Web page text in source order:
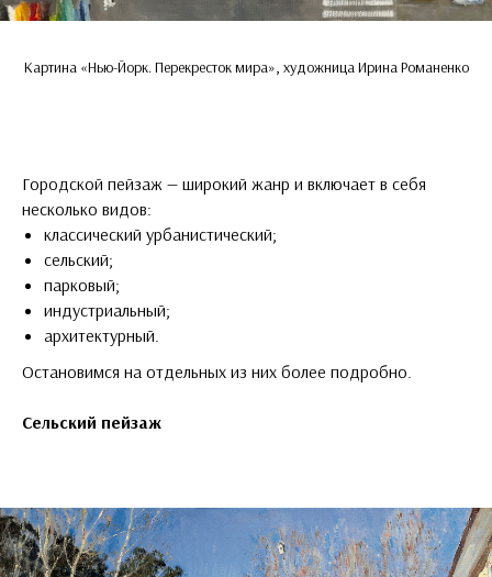
Картина «Нью-Йорк. Перекресток мира», художница Ирина Романенко
Городской пейзаж — широкий жанр и включает в себя
несколько видов:
классический урбанистический;
сельский;
парковый;
индустриальный;
архитектурный.
Остановимся на отдельных из них более подробно.
Сельский пейзаж